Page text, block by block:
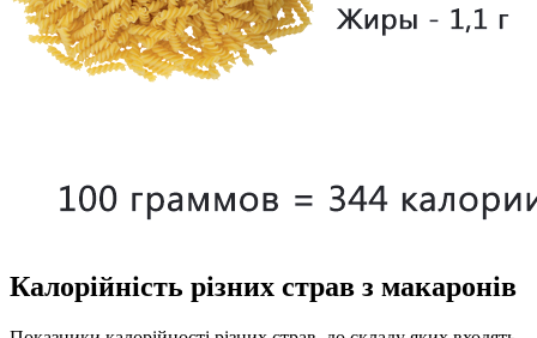
Калорійність різних страв з макаронів